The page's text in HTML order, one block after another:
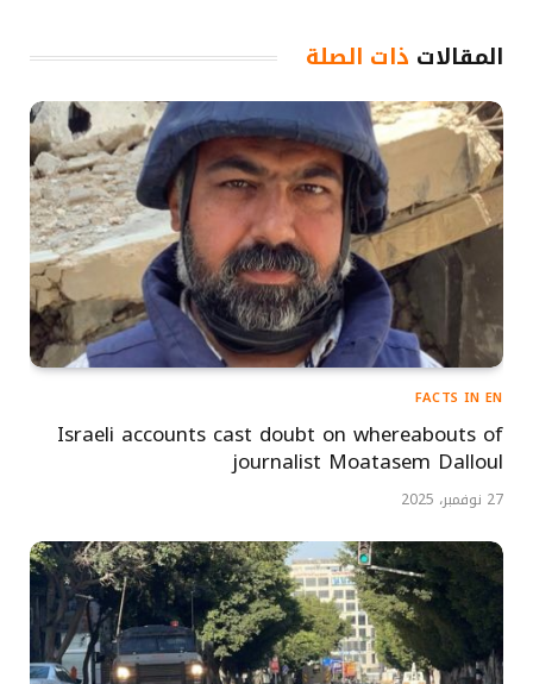
المقالات ذات الصلة
FACTS IN EN
Israeli accounts cast doubt on whereabouts of
journalist Moatasem Dalloul
27 نوفمبر، 2025